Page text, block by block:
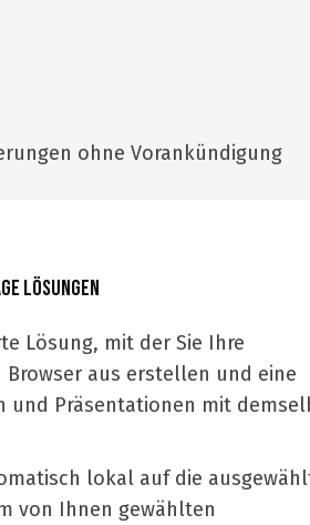
ohne Vorankündigung
Lösungen
Lösung, mit der Sie Ihre
aus erstellen und eine
und Präsentationen mit
lokal auf die
von Ihnen gewählten